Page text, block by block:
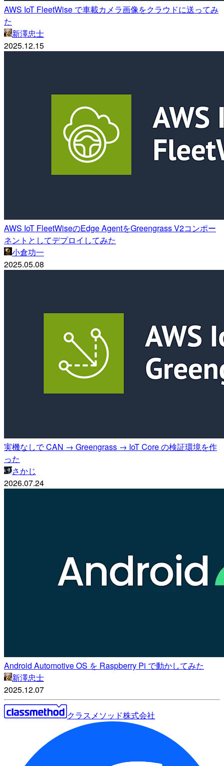
AWS IoT FleetWise で車載カメラ画像をクラウドに送ってみ
た
新澤忠士
2025.12.15
AWS IoT FleetWiseのEdge AgentをGreengrass V2コンポー
ネントとしてデプロイしてみた
小倉功一
2025.05.08
実機なしで CAN → Greengrass → IoT Core の検証環境を作
った
さかじ
2026.07.24
Android Automotive OS を Raspberry Pi で動かしてみた
新澤忠士
2025.12.07
クラスメソッド株式会社